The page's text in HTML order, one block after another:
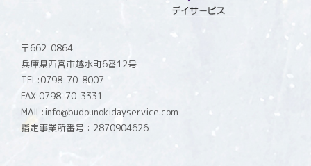
〒662-0864
兵庫県西宮市越水町6番12号
TEL:0798-70-8007
FAX:0798-70-3331
MAIL:info@budounokidayservice.com
指定事業所番号：2870904626